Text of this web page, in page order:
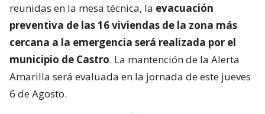
reunidas en la mesa técnica, la evacuación
preventiva de las 16 viviendas de la zona más
cercana a la emergencia será realizada por el
municipio de Castro. La mantención de la Alerta
Amarilla será evaluada en la jornada de este jueves
6 de Agosto.